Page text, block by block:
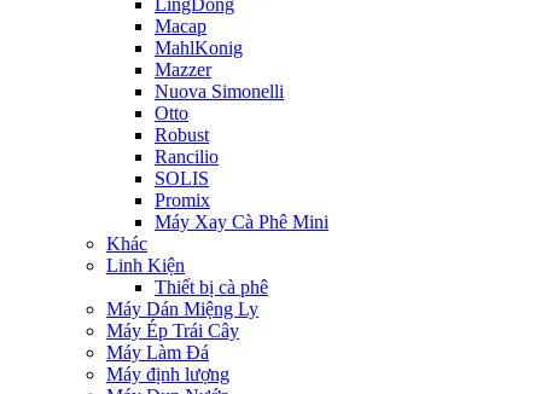
LingDong
Macap
MahlKonig
Mazzer
Nuova Simonelli
Otto
Robust
Rancilio
SOLIS
Promix
Máy Xay Cà Phê Mini
Khác
Linh Kiện
Thiết bị cà phê
Máy Dán Miệng Ly
Máy Ép Trái Cây
Máy Làm Đá
Máy định lượng